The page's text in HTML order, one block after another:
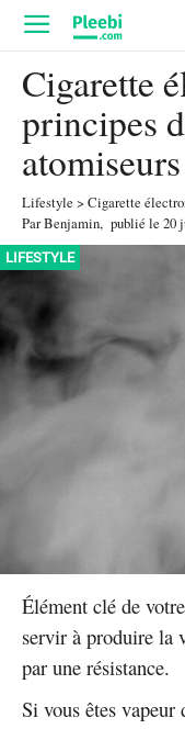
Cigarette
principes
Lifestyle > Cigarette
ParBenjamin, publié le 20
LIFESTYLE
Élément clé de
servir à produire la
par une résistance.
Si vous êtes vapeur